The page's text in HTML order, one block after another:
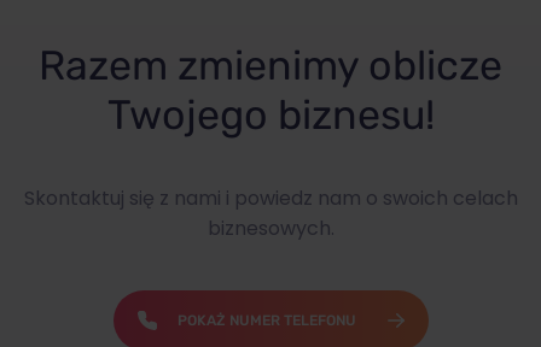
Razem zmienimy oblicze
Twojego biznesu!
Skontaktuj się z nami i powiedz nam o swoich celach
biznesowych.
POKAŻ NUMER TELEFONU